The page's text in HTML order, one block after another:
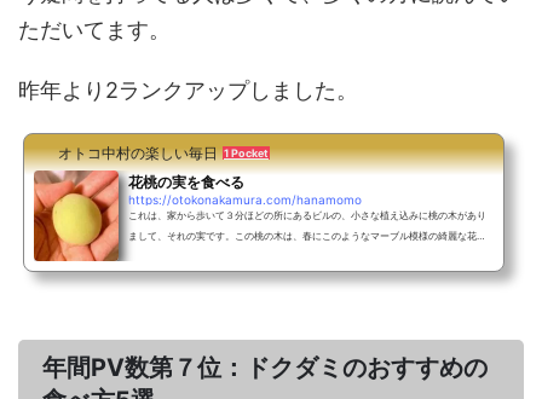
ただいてます。
昨年より2ランクアップしました。
オトコ中村の楽しい毎日 1 Pocket
花桃の実を食べる
https://otokonakamura.com/hanamomo
これは、家から歩いて３分ほどの所にあるビルの、小さな植え込みに桃の木があり
まして、それの実です。この桃の木は、春にこのようなマーブル模様の綺麗な花を
じ桃なのだから、食べられるのではないだろうか？と疑って...
年間PV数第７位：ドクダミのおすすめの